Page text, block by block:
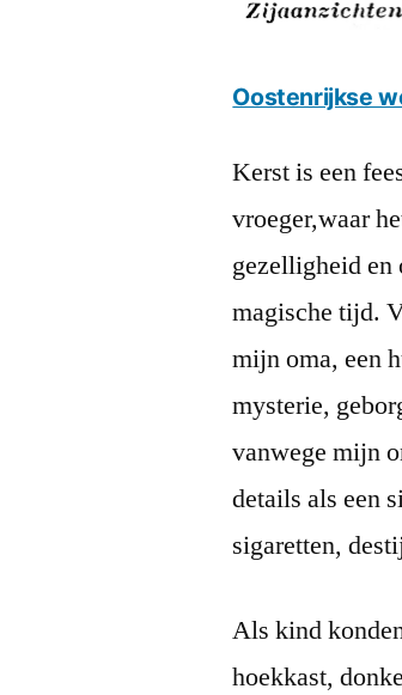
Oostenrijkse
Kerst is een
vroeger,waar
gezelligheid
magische tijd.
mijn oma, een
mysterie,
vanwege mijn
details als een
sigaretten,
Als kind
hoekkast,